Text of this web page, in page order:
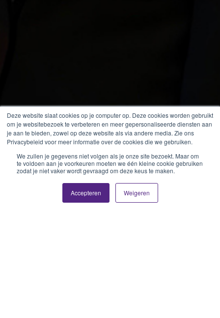
Deze website slaat cookies op je computer op. Deze cookies worden gebruikt
om je websitebezoek te verbeteren en meer gepersonaliseerde diensten aan
je aan te bieden, zowel op deze website als via andere media. Zie ons
Privacybeleid voor meer informatie over de cookies die we gebruiken.
We zullen je gegevens niet volgen als je onze site bezoekt. Maar om
te voldoen aan je voorkeuren moeten we één kleine cookie gebruiken
zodat je niet vaker wordt gevraagd om deze keus te maken.
Accepteren Weigeren